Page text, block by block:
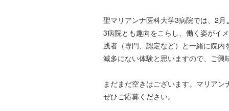
聖マリアンナ医科大学3病院では、2
3病院とも趣向をこらし、働く姿がイ
践者（専門、認定など）と一緒に院内
滅多にない体験と思いますので、ご
まだまだ空きはございます。マリア
ぜひご応募ください。